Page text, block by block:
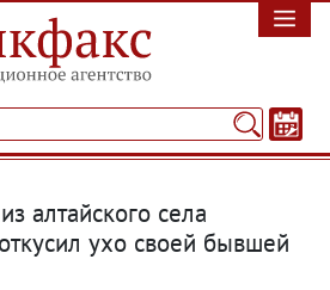
алтайского села
ухо своей бывшей